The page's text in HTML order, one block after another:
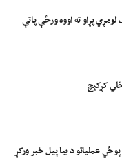
پړاو ته اووه ورځې پاتې
کړکېچ
عملیاتو د بیا پیل خبر ورکړ